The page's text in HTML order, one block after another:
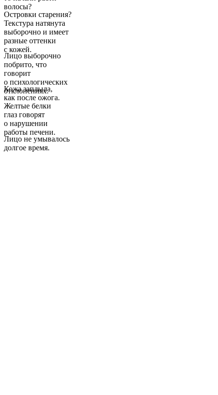
волосы?
Островки старения?
Текстура натянута
выборочно и имеет
разные оттенки
с кожей.
Лицо выборочно
побрито, что
говорит
о психологических
отклонениях.
Кожа заплыла,
как поcле ожога.
Желтые белки
глаз говорят
о нарушении
работы печени.
Лицо не умывалось
долгое время.